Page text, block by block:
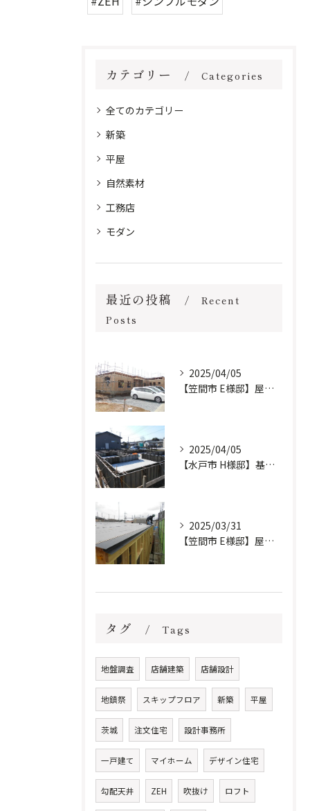
カテゴリー Categories
全てのカテゴリー
新築
平屋
自然素材
工務店
モダン
最近の投稿
Recent
Posts
2025/04/05
【笠間市 E様邸】屋根工事完了しました。
2025/04/05
【水戸市 H様邸】基礎工事進行中です。
2025/03/31
【笠間市 E様邸】屋根防水下地施工しました。
タグ Tags
地盤調査 店舗建築 店舗設計
地鎮祭 スキップフロア 新築 平屋
茨城 注文住宅 設計事務所
一戸建て マイホーム デザイン住宅
勾配天井 ZEH 吹抜け ロフト